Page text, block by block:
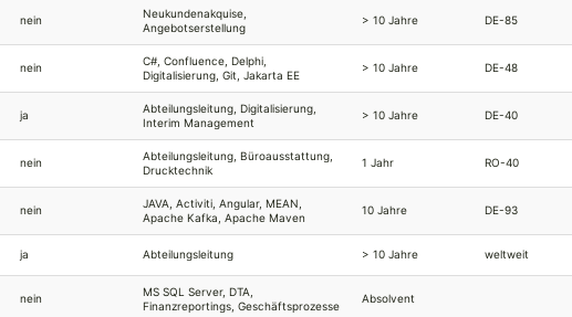
nein
Neukundenakquise,
Angebotserstellung
> 10 Jahre DE-85
nein
C#, Confluence, Delphi,
Digitalisierung, Git, Jakarta EE
> 10 Jahre DE-48
ja
Abteilungsleitung, Digitalisierung,
Interim Management
> 10 Jahre DE-40
nein
Abteilungsleitung, Büroausstattung,
Drucktechnik
1 Jahr RO-40
nein
JAVA, Activiti, Angular, MEAN,
Apache Kafka, Apache Maven
10 Jahre DE-93
ja Abteilungsleitung > 10 Jahre weltweit
nein
MS SQL Server, DTA,
Finanzreportings, Geschäftsprozesse
Absolvent